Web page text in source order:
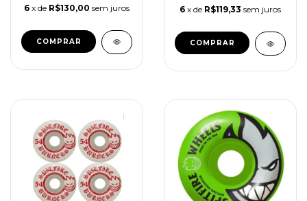
6 x de R$130,00 sem juros
6 x de R$119,33 sem juros